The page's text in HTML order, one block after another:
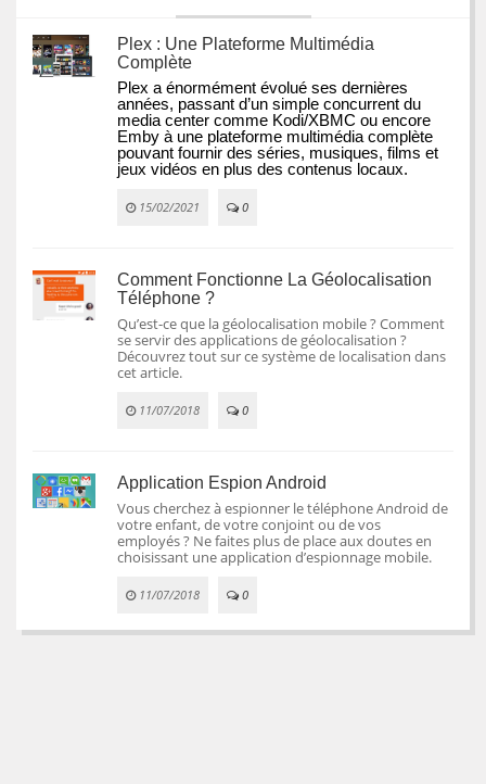
Plex : Une Plateforme Multimédia
Complète
Plex a énormément évolué ses dernières
années, passant d’un simple concurrent du
media center comme Kodi/XBMC ou encore
Emby à une plateforme multimédia complète
pouvant fournir des séries, musiques, films et
jeux vidéos en plus des contenus locaux.
15/02/2021 0
Comment Fonctionne La Géolocalisation
Téléphone ?
Qu’est-ce que la géolocalisation mobile ? Comment
se servir des applications de géolocalisation ?
Découvrez tout sur ce système de localisation dans
cet article.
11/07/2018 0
Application Espion Android
Vous cherchez à espionner le téléphone Android de
votre enfant, de votre conjoint ou de vos
employés ? Ne faites plus de place aux doutes en
choisissant une application d’espionnage mobile.
11/07/2018 0